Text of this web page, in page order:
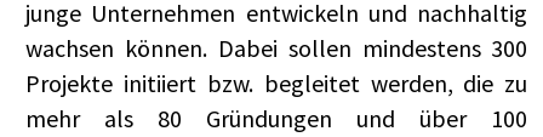
junge Unternehmen entwickeln und nachhaltig
wachsen können. Dabei sollen mindestens 300
Projekte initiiert bzw. begleitet werden, die zu
mehr als 80 Gründungen und über 100